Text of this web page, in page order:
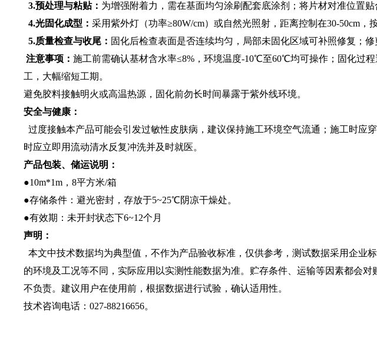
3.预处理与粘贴： 为增强附着力，需在基面均匀涂刷配套底涂剂；将片材对准位置
4.光固化成型：采用紫外灯（功率≥80W/cm）或自然光照射，距离控制在30-50cm
5.质量检查与收尾： 固化后检查表面是否连续均匀，局部未固化区域可补照修复；
注意事项：施工前需确认基材含水率≤8%，环境温度-10℃至60℃均可操作；固化过
工，大幅缩短工期。
避免胶料接触明火或高温热源，固化前勿长时间暴露于紫外线环境。
安全与健康：
过度接触本产品可能会引发过敏性皮肤病，建议保持施工环境空气流通；施工时
时应立即用流动清水反复冲洗并及时就医。
产品包装、储运说明：
●10m*1m，8平方米/箱
●存储条件：避光密封，存放于5~25℃阴凉干燥处。
●有效期：未开封状态下6~12个月
声明：
本文中技术数据均为典型值，不作为产品验收标准，仅供参考，测试数据采用企业
的环境及工况等不同，实际应用以实测性能数据为准。贮存条件、运输等因素都会
不负责。建议用户在使用前，根据数据进行试验，确认适用性。
技术咨询电话：027-88216656。